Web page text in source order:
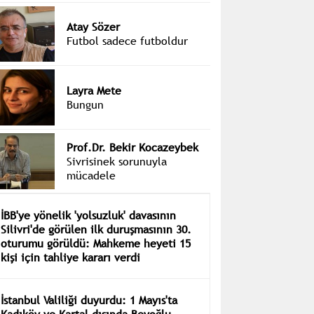
Atay Sözer
Futbol sadece futboldur
Layra Mete
Bungun
Prof.Dr. Bekir Kocazeybek
Sivrisinek sorunuyla
mücadele
İBB'ye yönelik 'yolsuzluk' davasının
Silivri'de görülen ilk duruşmasının 30.
oturumu görüldü: Mahkeme heyeti 15
kişi için tahliye kararı verdi
İstanbul Valiliği duyurdu: 1 Mayıs'ta